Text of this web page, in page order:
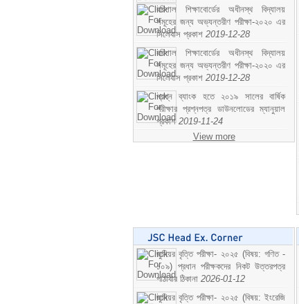
বরিশাল শিক্ষাবোর্ডের অধীনস্থ বিদ্যালয়
সমূহের জন্য অভ্যন্তরীণ পরীক্ষা-২০২০ এর
সিলেবাস প্রকাশ 2019-12-28
বরিশাল শিক্ষাবোর্ডের অধীনস্থ বিদ্যালয়
সমূহের জন্য অভ্যন্তরীণ পরীক্ষা-২০২০ এর
সিলেবাস প্রকাশ 2019-12-28
প্রশ্ন ব্যাংক হতে ২০১৯ সালের বার্ষিক
পরীক্ষার প্রশ্নপত্র ডাউনলোডের ম্যানুয়াল
প্রকাশ 2019-11-24
View more
জুনিয়র বৃত্তি পরীক্ষা- ২০২৫ (বিষয়: গণিত -
১০৯) প্রধান পরীক্ষকদের নিকট উত্তরপত্র
পাঠাবার ঠিকানা 2026-01-12
জুনিয়র বৃত্তি পরীক্ষা- ২০২৫ (বিষয়: ইংরেজি